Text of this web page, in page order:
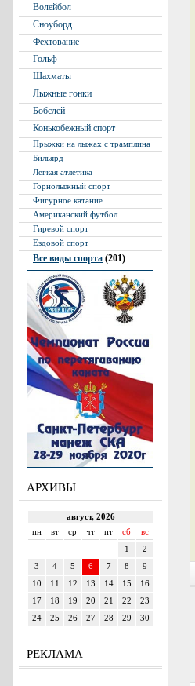
Волейбол
Сноуборд
Фехтование
Гольф
Шахматы
Лыжные гонки
Бобслей
Конькобежный спорт
Прыжки на лыжах с трамплина
Бильярд
Легкая атлетика
Горнолыжный спорт
Фигурное катание
Американский футбол
Гиревой спорт
Ездовой спорт
Все виды спорта (201)
АРХИВЫ
РЕКЛАМА